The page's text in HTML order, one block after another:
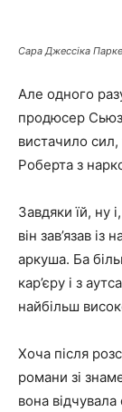
Сара Джессіка
Але одного
продюсер
вистачило сил,
Роберта з
Завдяки їй, ну
він зав’язав
аркуша. Ба
кар’єру і з
найбільш
Хоча після
романи зі
вона